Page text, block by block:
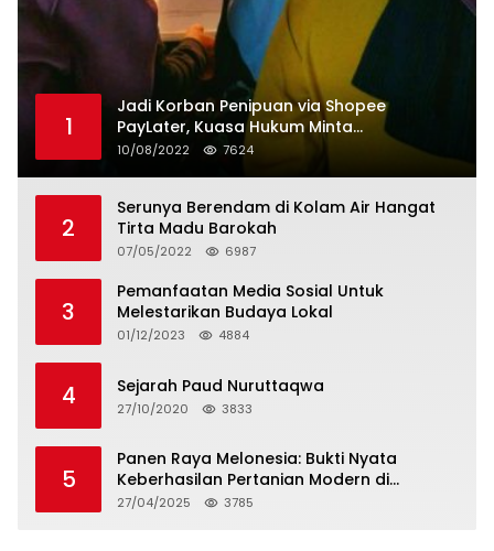
1
Jadi Korban Penipuan via Shopee
PayLater, Kuasa Hukum Minta
Penangguhan Tagihan dan Hapus Bunga
10/08/2022 7624
2
Serunya Berendam di Kolam Air Hangat
Tirta Madu Barokah
07/05/2022 6987
3
Pemanfaatan Media Sosial Untuk
Melestarikan Budaya Lokal
01/12/2023 4884
4 Sejarah Paud Nuruttaqwa
27/10/2020 3833
5
Panen Raya Melonesia: Bukti Nyata
Keberhasilan Pertanian Modern di
Kabupaten Bekasi
27/04/2025 3785